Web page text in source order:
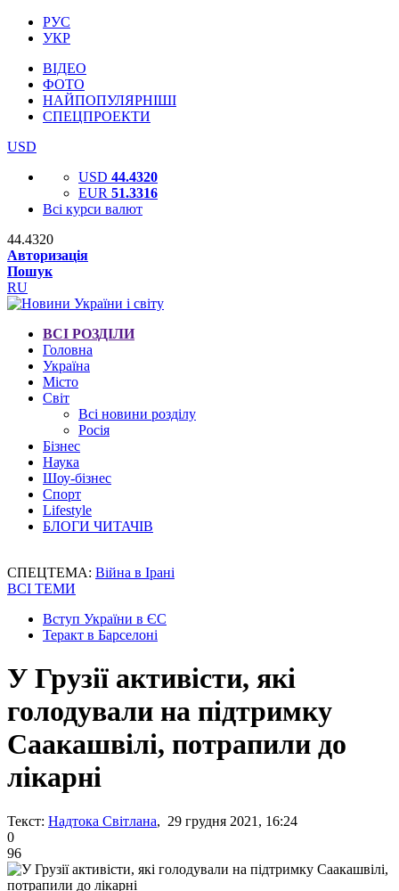
РУС
УКР
ВІДЕО
ФОТО
НАЙПОПУЛЯРНІШІ
СПЕЦПРОЕКТИ
USD
USD 44.4320
EUR 51.3316
Всі курси валют
44.4320
Авторизація
Пошук
RU
ВСІ РОЗДІЛИ
Головна
Україна
Місто
Світ
Всі новини розділу
Росія
Бізнес
Наука
Шоу-бізнес
Спорт
Lifestyle
БЛОГИ ЧИТАЧІВ
СПЕЦТЕМА: Війна в Ірані
ВСІ ТЕМИ
Вступ України в ЄС
Теракт в Барселоні
У Грузії активісти, які
голодували на підтримку
Саакашвілі, потрапили до
лікарні
Текст: Надтока Світлана, 29 грудня 2021, 16:24
0
96